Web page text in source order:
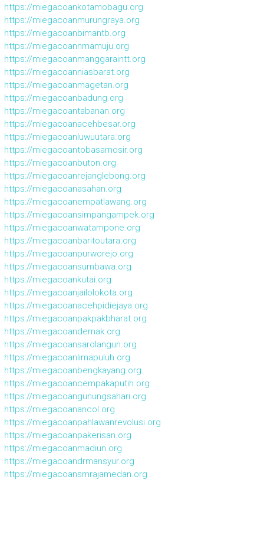
https://miegacoankotamobagu.org
https://miegacoanmurungraya.org
https://miegacoanbimantb.org
https://miegacoannmamuju.org
https://miegacoanmanggaraintt.org
https://miegacoanniasbarat.org
https://miegacoanmagetan.org
https://miegacoanbadung.org
https://miegacoantabanan.org
https://miegacoanacehbesar.org
https://miegacoanluwuutara.org
https://miegacoantobasamosir.org
https://miegacoanbuton.org
https://miegacoanrejanglebong.org
https://miegacoanasahan.org
https://miegacoanempatlawang.org
https://miegacoansimpangampek.org
https://miegacoanwatampone.org
https://miegacoanbaritoutara.org
https://miegacoanpurworejo.org
https://miegacoansumbawa.org
https://miegacoankutai.org
https://miegacoanjailolokota.org
https://miegacoanacehpidiejaya.org
https://miegacoanpakpakbharat.org
https://miegacoandemak.org
https://miegacoansarolangun.org
https://miegacoanlimapuluh.org
https://miegacoanbengkayang.org
https://miegacoancempakaputih.org
https://miegacoangunungsahari.org
https://miegacoanancol.org
https://miegacoanpahlawanrevolusi.org
https://miegacoanpakerisan.org
https://miegacoanmadiun.org
https://miegacoandrmansyur.org
https://miegacoansmrajamedan.org